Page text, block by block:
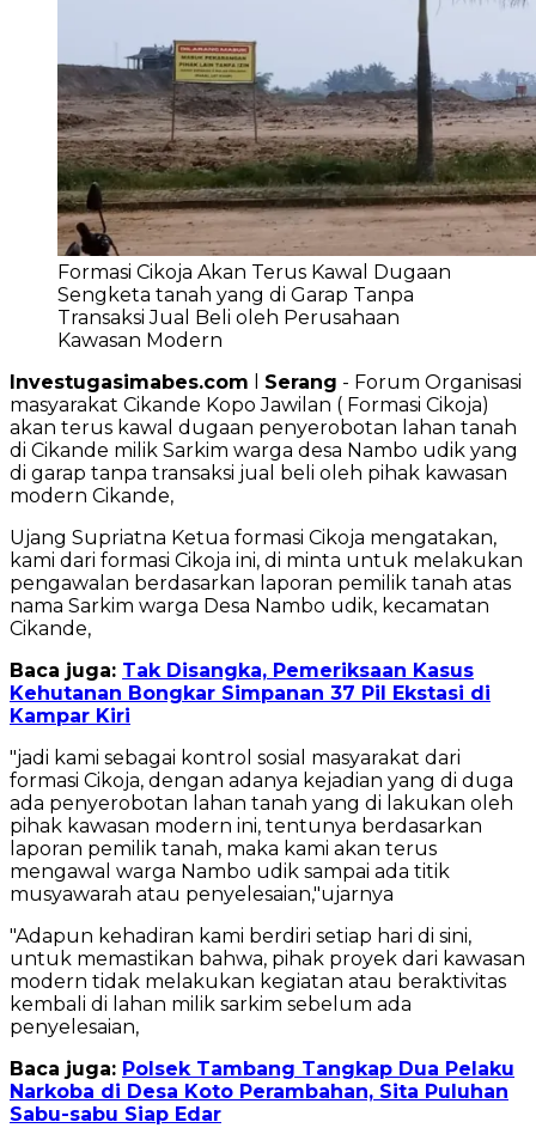
Formasi Cikoja Akan Terus Kawal Dugaan
Sengketa tanah yang di Garap Tanpa
Transaksi Jual Beli oleh Perusahaan
Kawasan Modern
Investugasimabes.com
Serang - Forum Organisasi
masyarakat Cikande Kopo Jawilan ( Formasi Cikoja)
akan terus kawal dugaan penyerobotan lahan tanah
di Cikande milik Sarkim warga desa Nambo udik yang
di garap tanpa transaksi jual beli oleh pihak kawasan
modern Cikande,
Ujang Supriatna Ketua formasi Cikoja mengatakan,
kami dari formasi Cikoja ini, di minta untuk melakukan
pengawalan berdasarkan laporan pemilik tanah atas
nama Sarkim warga Desa Nambo udik, kecamatan
Cikande,
Baca juga: Tak Disangka, Pemeriksaan Kasus
Kehutanan Bongkar Simpanan 37 Pil Ekstasi di
Kampar Kiri
"jadi kami sebagai kontrol sosial masyarakat dari
formasi Cikoja, dengan adanya kejadian yang di duga
ada penyerobotan lahan tanah yang di lakukan oleh
pihak kawasan modern ini, tentunya berdasarkan
laporan pemilik tanah, maka kami akan terus
mengawal warga Nambo udik sampai ada titik
musyawarah atau penyelesaian,"ujarnya
"Adapun kehadiran kami berdiri setiap hari di sini,
untuk memastikan bahwa, pihak proyek dari kawasan
modern tidak melakukan kegiatan atau beraktivitas
kembali di lahan milik sarkim sebelum ada
penyelesaian,
Baca juga: Polsek Tambang Tangkap Dua Pelaku
Narkoba di Desa Koto Perambahan, Sita Puluhan
Sabu-sabu Siap Edar